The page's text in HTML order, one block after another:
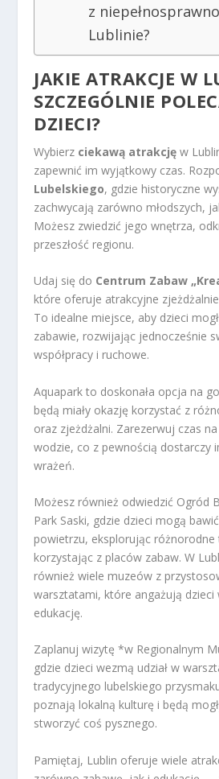
z
Lublinie?
JAKIE ATRAKCJE W
SZCZEGÓLNIE
DZIECI?
Wybierz ciekawą atrakcję w
zapewnić im wyjątkowy czas.
Lubelskiego, gdzie historyczne
zachwycają zarówno młodszych,
Możesz zwiedzić jego wnętrza,
przeszłość regionu.
Udaj się do Centrum Zabaw
które oferuje atrakcyjne
To idealne miejsce, aby dzieci
zabawie, rozwijając jednocześnie
współpracy i ruchowe.
Aquapark to doskonała opcja na
będą miały okazję korzystać z
oraz zjeżdżalni. Zarezerwuj czas
wodzie, co z pewnością dostarczy
wrażeń.
Możesz również odwiedzić Ogród
Park Saski, gdzie dzieci mogą
powietrzu, eksplorując
korzystając z placów zabaw. W
również wiele muzeów z
warsztatami, które angażują dzieci
edukację.
Zaplanuj wizytę *w Regionalnym
gdzie dzieci wezmą udział w
tradycyjnego lubelskiego
poznają lokalną kulturę i będą
stworzyć coś pysznego.
Pamiętaj, Lublin oferuje wiele